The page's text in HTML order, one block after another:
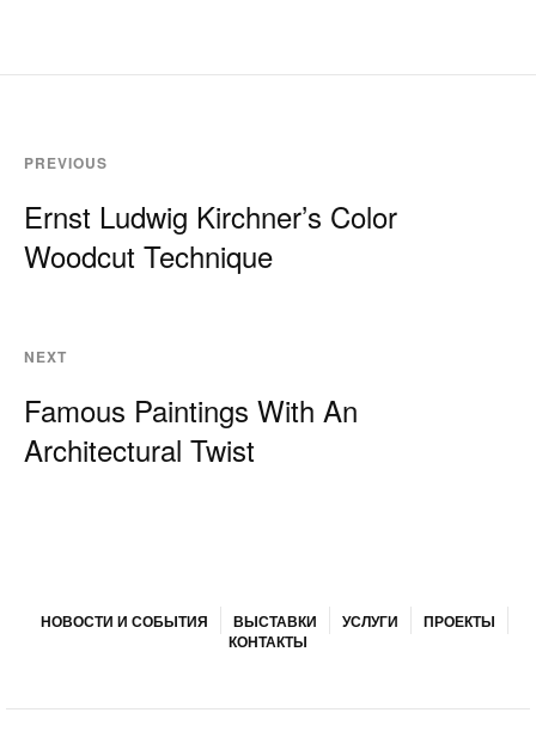
PREVIOUS
Ernst Ludwig Kirchner’s Color
Woodcut Technique
NEXT
Famous Paintings With An
Architectural Twist
НОВОСТИ И СОБЫТИЯ ВЫСТАВКИ УСЛУГИ
ПРОЕКТЫ
КОНТАКТЫ